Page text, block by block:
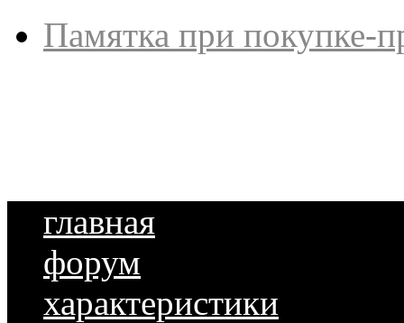
Памятка при покупке-
главная
форум
характеристики